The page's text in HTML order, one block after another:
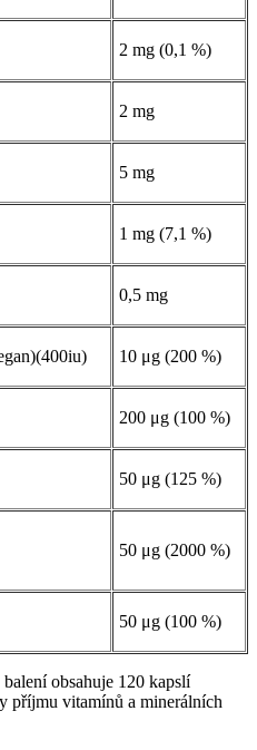
2 mg (0,1 %)
2 mg
5 mg
1 mg (7,1 %)
0,5 mg
10 μg (200 %)
200 μg (100 %)
50 μg (125 %)
50 μg (2000 %)
50 μg (100 %)
obsahuje 120 kapslí
příjmu vitamínů a minerálních